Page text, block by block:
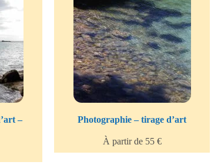
–
Photographie – tirage d’art
À partir de 55 €